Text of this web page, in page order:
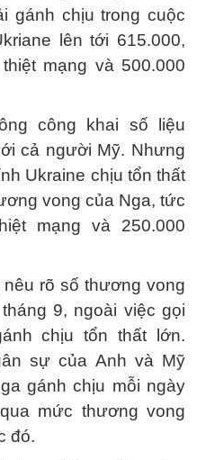
gánh chịu trong cuộc
lên tới 615.000,
mạng và 500.000
công khai số liệu
cả người Mỹ. Nhưng
Ukraine chịu tổn thất
vong của Nga, tức
mạng và 250.000
rõ số thương vong
9, ngoài việc gọi
chịu tổn thất lớn.
sự của Anh và Mỹ
gánh chịu mỗi ngày
mức thương vong
đó.